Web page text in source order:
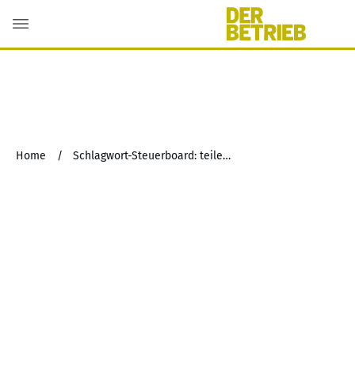
Home / Schlagwort-Steuerboard: teilentgeltliche Übertragung